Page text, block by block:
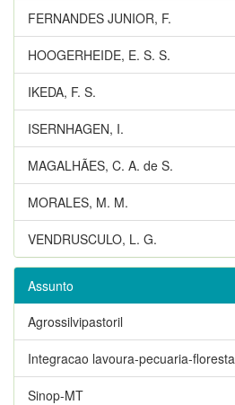
FERNANDES JUNIOR, F.
HOOGERHEIDE, E. S. S.
IKEDA, F. S.
ISERNHAGEN, I.
MAGALHÃES, C. A. de S.
MORALES, M. M.
VENDRUSCULO, L. G.
Assunto
Agrossilvipastoril
Integracao lavoura-pecuaria-floresta
Sinop-MT